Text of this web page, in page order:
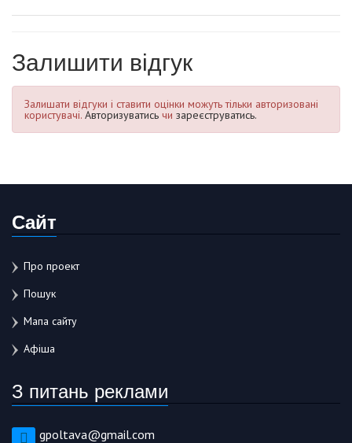
Залишити відгук
Залишати відгуки і ставити оцінки можуть тільки авторизовані
користувачі. Авторизуватись чи зареєструватись.
Сайт
Про проект
Пошук
Мапа сайту
Афіша
З питань реклами
gpoltava@gmail.com